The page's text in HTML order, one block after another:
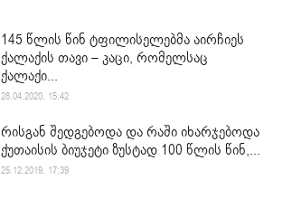
145 წლის წინ ტფილისელებმა აირჩიეს
ქალაქის თავი – კაცი, რომელსაც
ქალაქი...
28.04.2020. 15:42
რისგან შედგებოდა და რაში იხარჯებოდა
ქუთაისის ბიუჯეტი ზუსტად 100 წლის წინ,...
25.12.2019. 17:39